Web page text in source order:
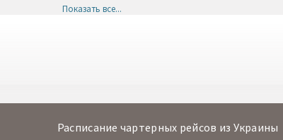
Bucharest Bodrum
Показать все...
Расписание чартерных рейсов из Украины